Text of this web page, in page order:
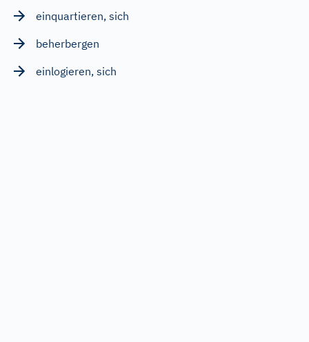
einquartieren, sich
beherbergen
einlogieren, sich